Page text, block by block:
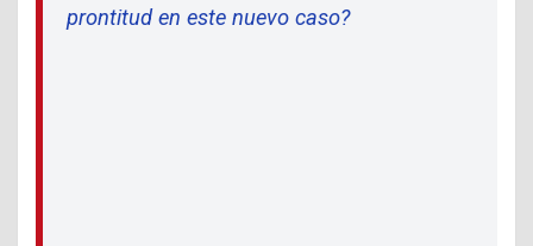
prontitud en este nuevo caso?